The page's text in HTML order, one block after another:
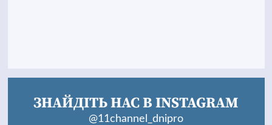
ЗНАЙДІТЬ НАС В INSTAGRAM
@11channel_dnipro